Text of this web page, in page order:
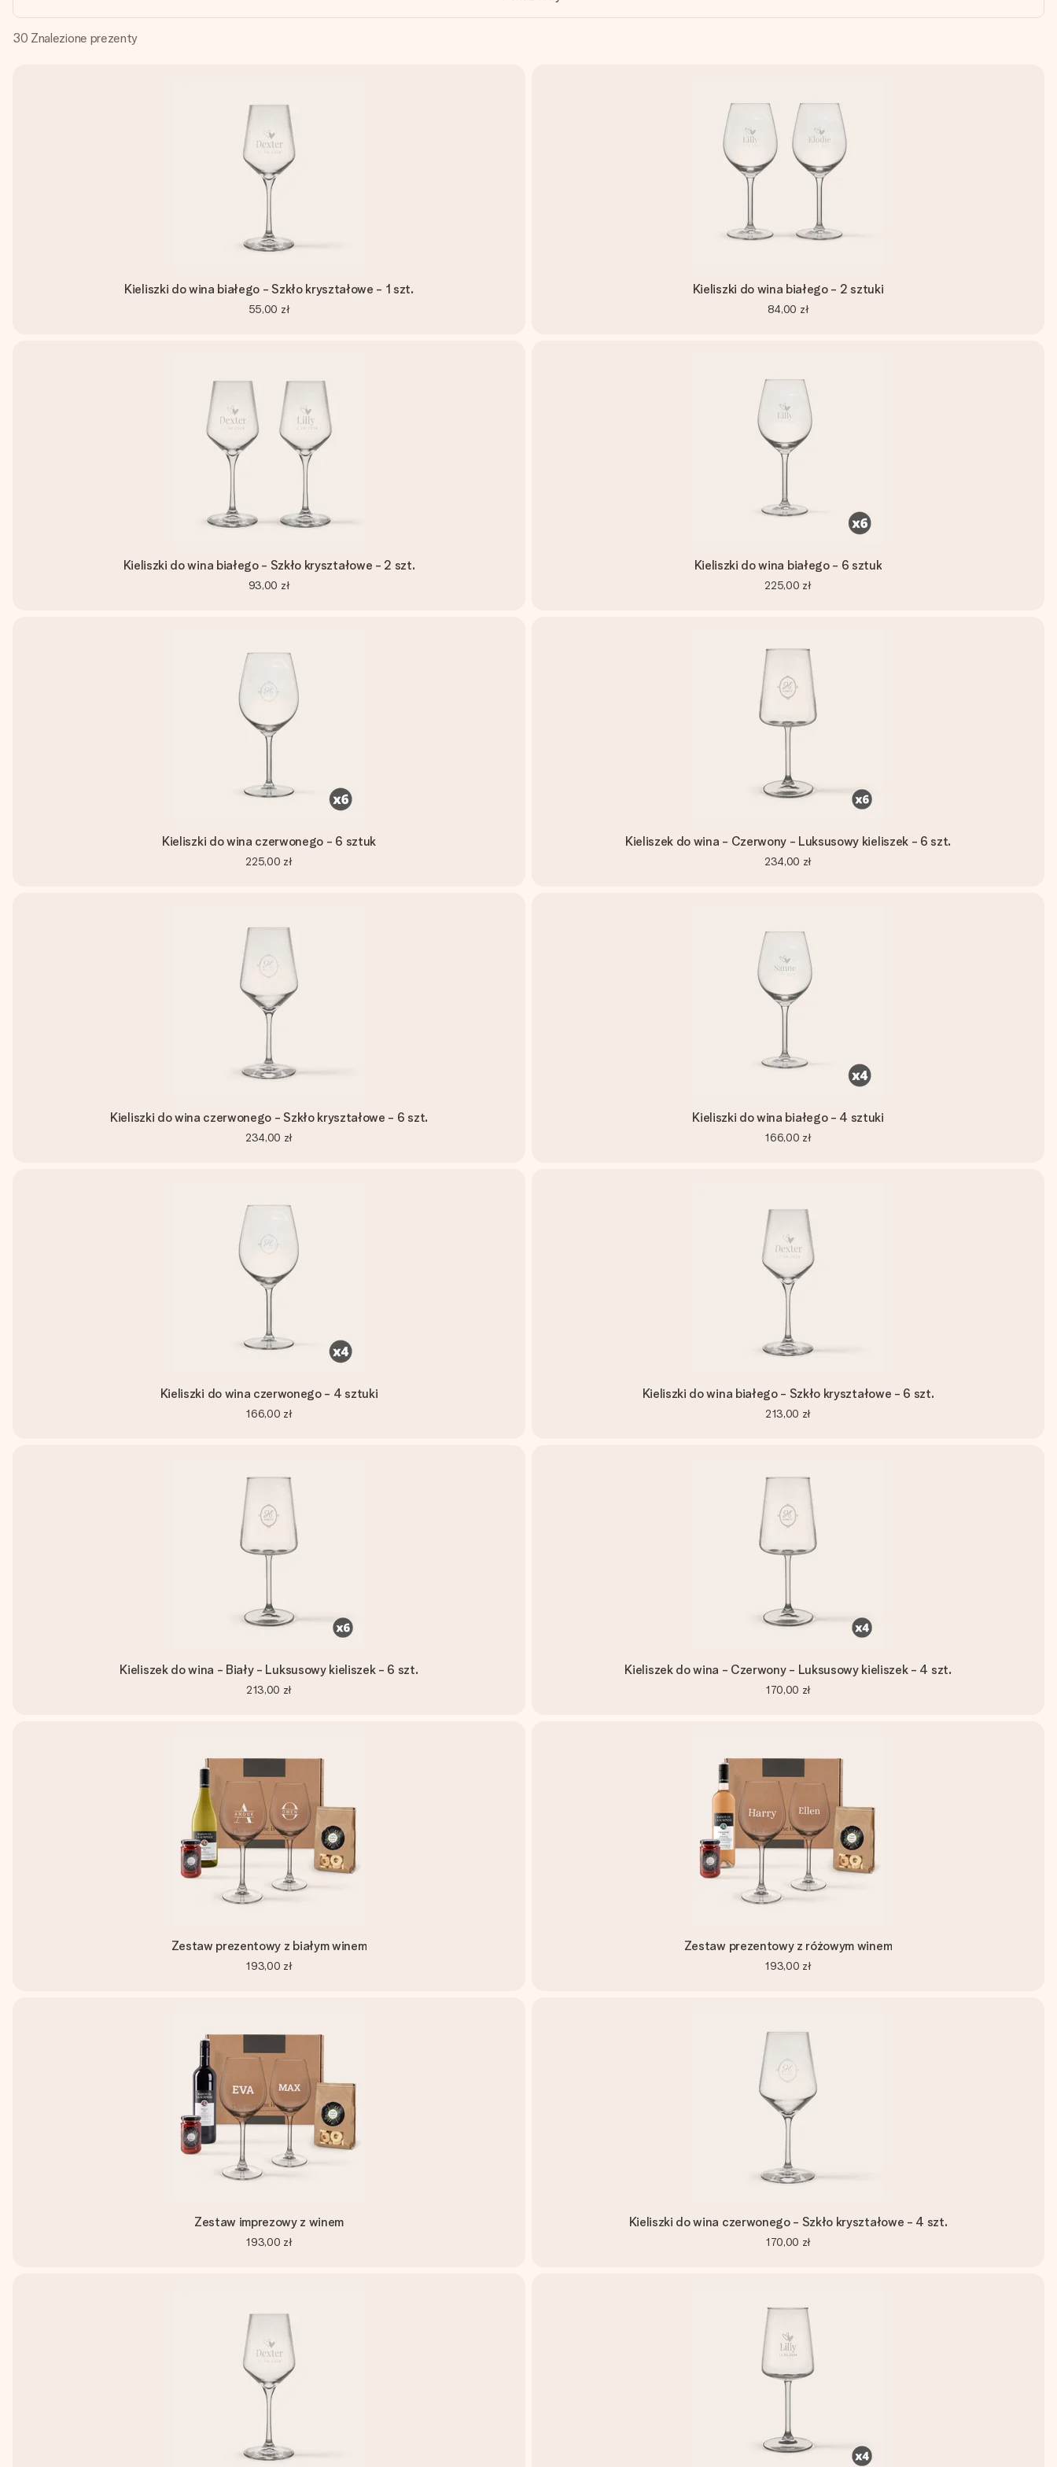
30 Znalezione prezenty
Kieliszki do wina białego - Szkło kryształowe - 1 szt.
55,00 zł
Kieliszki do wina białego - 2 sztuki
84,00 zł
Kieliszki do wina białego - Szkło kryształowe - 2 szt.
93,00 zł
Kieliszki do wina białego - 6 sztuk
225,00 zł
Kieliszki do wina czerwonego - 6 sztuk
225,00 zł
Kieliszek do wina - Czerwony - Luksusowy kieliszek - 6 szt.
234,00 zł
Kieliszki do wina czerwonego - Szkło kryształowe - 6 szt.
234,00 zł
Kieliszki do wina białego - 4 sztuki
166,00 zł
Kieliszki do wina czerwonego - 4 sztuki
166,00 zł
Kieliszki do wina białego - Szkło kryształowe - 6 szt.
213,00 zł
Kieliszek do wina - Biały - Luksusowy kieliszek - 6 szt.
213,00 zł
Kieliszek do wina - Czerwony - Luksusowy kieliszek - 4 szt.
170,00 zł
Zestaw prezentowy z białym winem
193,00 zł
Zestaw prezentowy z różowym winem
193,00 zł
Zestaw imprezowy z winem
193,00 zł
Kieliszki do wina czerwonego - Szkło kryształowe - 4 szt.
170,00 zł